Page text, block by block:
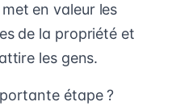
en valeur les
de la propriété et
les gens.
étape ?